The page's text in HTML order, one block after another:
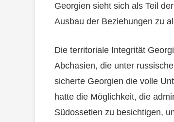
Georgien sieht sich als Teil
Ausbau der Beziehungen zu
Die territoriale Integrität
Abchasien, die unter
sicherte Georgien die volle
hatte die Möglichkeit, die
Südossetien zu besichtigen,